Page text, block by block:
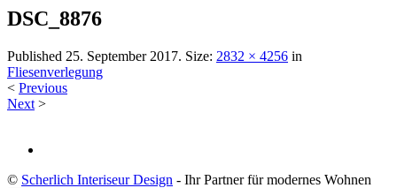
DSC_8876
Published 25. September 2017. Size: 2832 × 4256 in
Fliesenverlegung
< Previous
Next >
© Scherlich Interiseur Design - Ihr Partner für modernes Wohnen